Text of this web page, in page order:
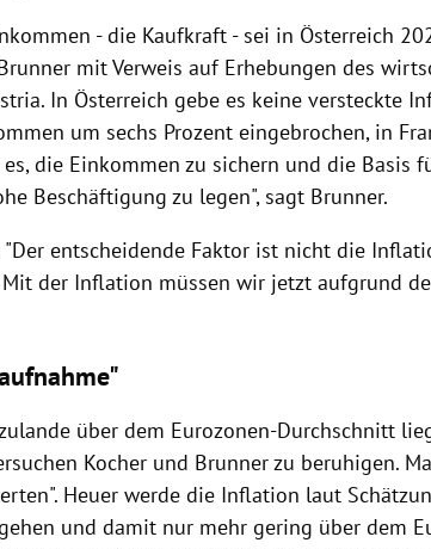
- die Kaufkraft - sei in Österreich
mit Verweis auf Erhebungen des
In Österreich gebe es keine versteckte
um sechs Prozent eingebrochen, in
die Einkommen zu sichern und die Basis
Beschäftigung zu legen", sagt Brunner.
Der entscheidende Faktor ist nicht die
der Inflation müssen wir jetzt aufgrund
über dem Eurozonen-Durchschnitt
Kocher und Brunner zu beruhigen.
Heuer werde die Inflation laut
und damit nur mehr gering über dem